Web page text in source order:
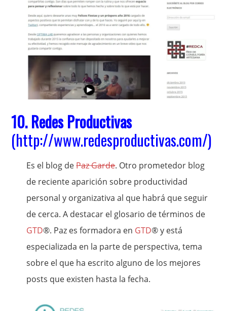
10.Redes Productivas
(http://www.redesproductivas.com/)
Es el blog dePaz Garde. Otro prometedor blog
de reciente aparición sobre productividad
personal y organizativa al que habrá que seguir
de cerca. A destacar el glosario de términos de
GTD®. Paz es formadora en GTD® y está
especializada en la parte de perspectiva, tema
sobre el que ha escrito alguno de los mejores
posts que existen hasta la fecha.